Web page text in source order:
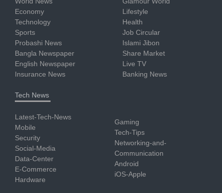
Economy
Technology
Sports
Probashi News
Bangla Newspaper
English Newspaper
Insurance News
Lifestyle
Health
Job Circular
Islami Jibon
Share Market
Live TV
Banking News
Tech News
Latest-Tech-News
Mobile
Security
Social-Media
Data-Center
E-Commerce
Hardware
Gaming
Tech-Tips
Networking-and-
Communication
Android
iOS-Apple